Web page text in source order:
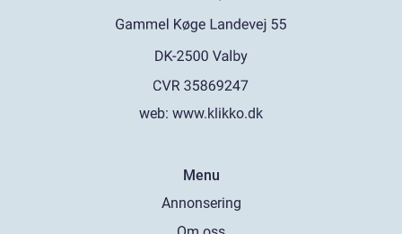
web: www.klikko.dk
Menu
Annonsering